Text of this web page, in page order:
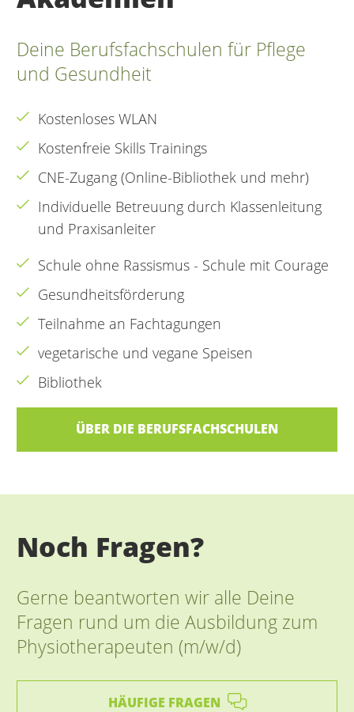
Deine Berufsfachschulen für Pflege
und Gesundheit
Kostenloses WLAN
Kostenfreie Skills Trainings
CNE-Zugang (Online-Bibliothek und mehr)
Individuelle Betreuung durch Klassenleitung
und Praxisanleiter
Schule ohne Rassismus - Schule mit Courage
Gesundheitsförderung
Teilnahme an Fachtagungen
vegetarische und vegane Speisen
Bibliothek
ÜBER DIE BERUFSFACHSCHULEN
Noch Fragen?
Gerne beantworten wir alle Deine
Fragen rund um die Ausbildung zum
Physiotherapeuten (m/w/d)
HÄUFIGE FRAGEN